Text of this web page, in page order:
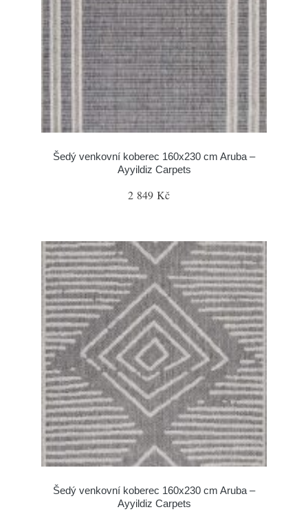
Šedý venkovní koberec 160x230 cm Aruba –
Ayyildiz Carpets
2 849 Kč
Šedý venkovní koberec 160x230 cm Aruba –
Ayyildiz Carpets